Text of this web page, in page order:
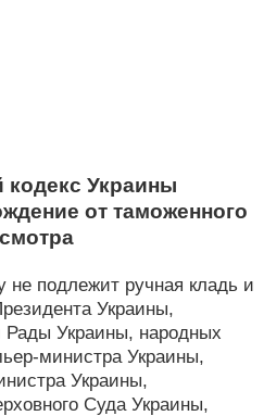
Украины
от таможенного
подлежит ручная кладь и
Украины,
Рады Украины, народных
министра Украины,
Украины,
Суда Украины,